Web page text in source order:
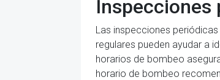
Inspecciones
Las inspecciones
regulares pueden ayudar a
horarios de bombeo
horario de bombeo